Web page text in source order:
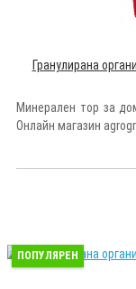
Гранулирана
Минерален тор за
Онлайн магазин
ПОПУЛЯРЕН